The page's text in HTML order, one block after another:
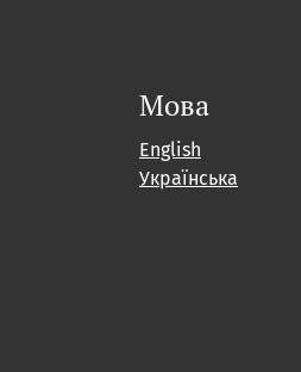
Мова
English
Українська